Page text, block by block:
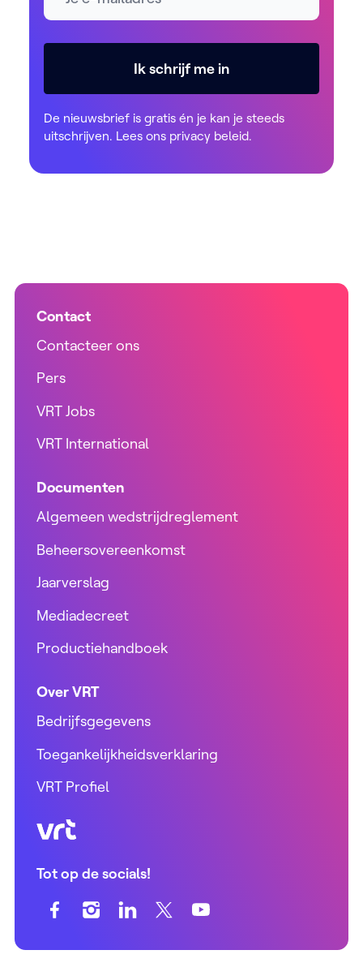
Ik schrijf me in
De nieuwsbrief is gratis én je kan je steeds
uitschrijven. Lees ons privacy beleid.
Contact
Contacteer ons
Pers
VRT Jobs
VRT International
Documenten
Algemeen wedstrijdreglement
Beheersovereenkomst
Jaarverslag
Mediadecreet
Productiehandboek
Over VRT
Bedrijfsgegevens
Toegankelijkheidsverklaring
VRT Profiel
VRT (home)
Tot op de socials!